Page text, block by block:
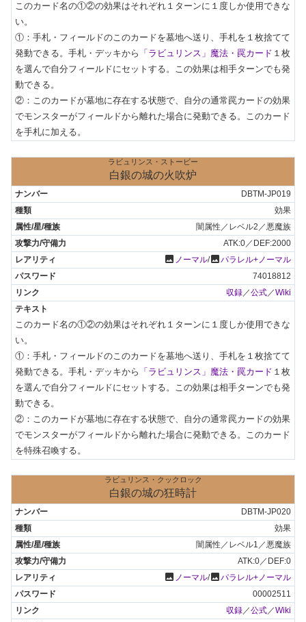
このカード名の①②の効果はそれぞれ１ターンに１度しか使用できな
い。
①：手札・フィールドのこのカードを墓地へ送り、手札を１枚捨てて
発動できる。手札・デッキから 「ラビュリンス」魔法・罠カード １枚
を選んで自分フィールドにセットする。この効果は相手ターンでも発
動できる。
②：このカードが墓地に存在する状態で、自分の通常罠カードの効果
でモンスターがフィールドから離れた場合に発動できる。このカード
を手札に加える。
ラビュリンス・ストービー
白銀の城の火吹炉
DBTM-JP019
効果
闇属性／レベル2／悪魔族
ATK:0／DEF:2000
photo ノーマル/photoパラレル+ノーマル
74018812
収録 ／公式 ／Wiki
このカード名の①②の効果はそれぞれ１ターンに１度しか使用できな
い。
①：手札・フィールドのこのカードを墓地へ送り、手札を１枚捨てて
発動できる。手札・デッキから 「ラビュリンス」魔法・罠カード １枚
を選んで自分フィールドにセットする。この効果は相手ターンでも発
動できる。
②：このカードが墓地に存在する状態で、自分の通常罠カードの効果
でモンスターがフィールドから離れた場合に発動できる。このカード
を特殊召喚する。
ラビュリンス・クックロック
白銀の城の狂時計
DBTM-JP020
効果
闇属性／レベル1／悪魔族
ATK:0／DEF:0
photo ノーマル/photoパラレル+ノーマル
00002511
収録／公式／Wiki